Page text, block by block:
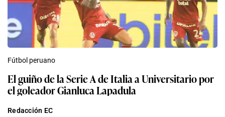
Fútbol peruano
El guiño de la Serie A de Italia a Universitario por
el goleador Gianluca Lapadula
Redacción EC